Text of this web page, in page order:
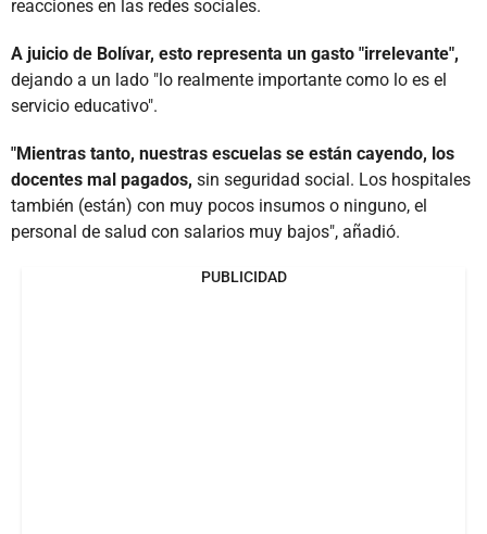
reacciones en las redes sociales.
A juicio de Bolívar, esto representa un gasto "irrelevante",
dejando a un lado "lo realmente importante como lo es el
servicio educativo".
"Mientras tanto, nuestras escuelas se están cayendo, los
docentes mal pagados, sin seguridad social. Los hospitales
también (están) con muy pocos insumos o ninguno, el
personal de salud con salarios muy bajos", añadió.
PUBLICIDAD